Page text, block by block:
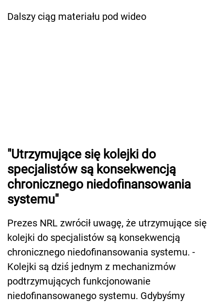
Dalszy ciąg materiału pod wideo
"Utrzymujące się kolejki do
specjalistów są konsekwencją
chronicznego niedofinansowania
systemu"
Prezes NRL zwrócił uwagę, że utrzymujące się
kolejki do specjalistów są konsekwencją
chronicznego niedofinansowania systemu. -
Kolejki są dziś jednym z mechanizmów
podtrzymujących funkcjonowanie
niedofinansowanego systemu. Gdybyśmy